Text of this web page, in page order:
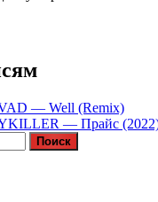
— Well (Remix)
— Прайс